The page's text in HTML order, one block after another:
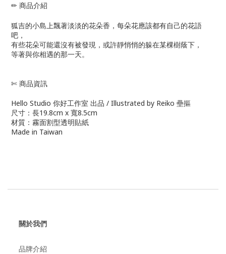
✏ 商品介紹
狐吉的小島上飄著淡淡的花朵香，每朵花應該都有自己的花語
吧，
有些花朵可能還沒有被發現，或許靜悄悄的躲在某棵樹蔭下，
等著與你相遇的那一天。
✄ 商品資訊
Hello Studio 你好工作室 出品 / Illustrated by Reiko 壘摳
尺寸：長19.8cm x 寬8.5cm
材質：霧面割型透明貼紙
Made in Taiwan
關於我們
品牌介紹